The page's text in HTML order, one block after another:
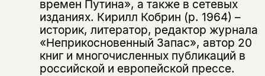
времен Путина», а также в сетевых
изданиях. Кирилл Кобрин (р. 1964) –
историк, литератор, редактор журнала
«Неприкосновенный Запас», автор 20
книг и многочисленных публикаций в
российской и европейской прессе.